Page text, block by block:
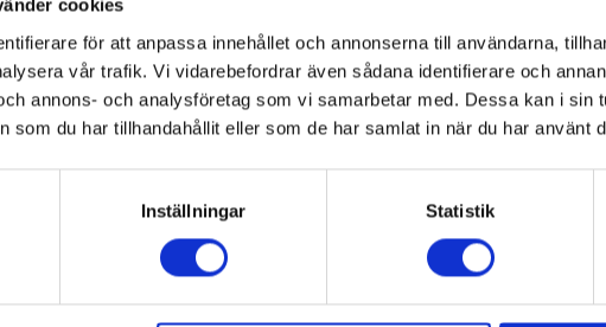
cookies
för att anpassa innehållet och annonserna till användarna,
vår trafik. Vi vidarebefordrar även sådana identifierare och
annons- och analysföretag som vi samarbetar med. Dessa kan i sin
som du har tillhandahållit eller som de har samlat in när du har använt
Inställningar Statistik
under
Flexibel i- och urlastning
koppar och glas placeras enkelt tack vare justerbara
flexkorgar och lådor som maximerar utrymmet vid
både i- och urlastning.